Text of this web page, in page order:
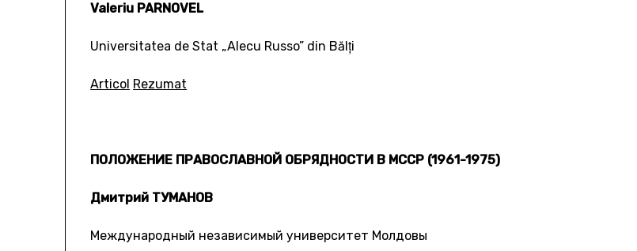
Valeriu PARNOVEL
Universitatea de Stat „Alecu Russo” din Bălţi
Articol Rezumat
ПОЛОЖЕНИЕ ПРАВОСЛАВНОЙ ОБРЯДНОСТИ В МССР (1961-1975)
Дмитрий ТУМАНОВ
Международный независимый университет Молдовы